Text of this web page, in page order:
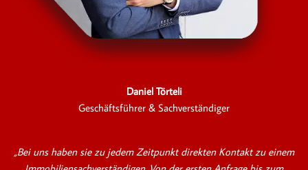
Daniel Törteli
Geschäftsführer & Sachverständiger
„Bei uns haben sie zu jedem Zeitpunkt direkten Kontakt zu einem